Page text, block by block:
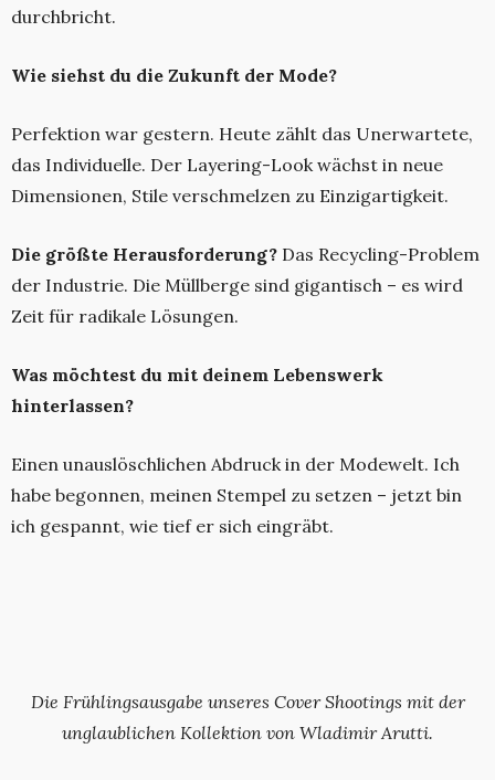
durchbricht.
Wie siehst du die Zukunft der Mode?
Perfektion war gestern. Heute zählt das Unerwartete,
das Individuelle. Der Layering-Look wächst in neue
Dimensionen, Stile verschmelzen zu Einzigartigkeit.
Die größte Herausforderung? Das Recycling-Problem
der Industrie. Die Müllberge sind gigantisch – es wird
Zeit für radikale Lösungen.
Was möchtest du mit deinem Lebenswerk
hinterlassen?
Einen unauslöschlichen Abdruck in der Modewelt. Ich
habe begonnen, meinen Stempel zu setzen – jetzt bin
ich gespannt, wie tief er sich eingräbt.
Die Frühlingsausgabe unseres Cover Shootings mit der
unglaublichen Kollektion von Wladimir Arutti.